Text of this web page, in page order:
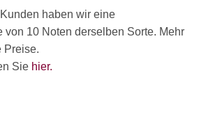
haben wir eine
von 10 Noten derselben Sorte. Mehr
Preise.
Sie hier.